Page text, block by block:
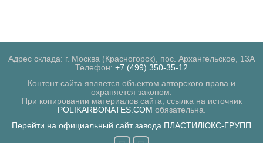
Адрес склада: г. Москва (Красногорск), пос. Архангельское, 13А
Телефон: +7 (499) 350-35-12
Контент сайта является объектом авторского права и
охраняется законом.
При копировании материалов сайта, ссылка на источник
POLIKARBONATES.COM обязательна.
Перейти на официальный сайт завода ПЛАСТИЛЮКС-ГРУПП